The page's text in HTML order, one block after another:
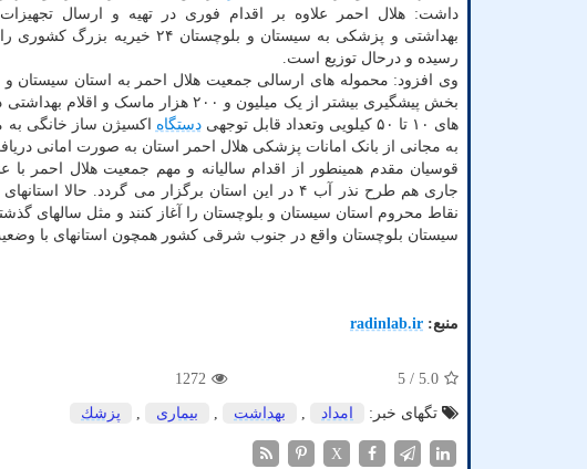
داشت: هلال احمر علاوه بر اقدام فوری در تهیه و ارسال تجهیزات
بهداشتی و پزشکی به سیستان و
رسیده و درحال توزیع است.
وی افزود: محموله های ارسالی جمعیت هلال احمر به استان سیستان
بخش پیشگیری بیشتر از یک میلیون و
های ۱۰ تا ۵۰ کیلویی وتعداد قابل توجهی
دستگاه اکسیژن ساز خانگی به
به مجانی از بانک امانات پزشکی هلال احمر استان به صورت امانی
قوسیان مقدم همینطور از اقدام سالیانه و مهم جمعیت هلال احمر
جاری هم طرح نذر آب ۴ در این استان برگزار می گردد.
نقاط محروم استان سیستان و بلوچستان را آغاز کنند و مثل سالهای
سیستان بلوچستان واقع در جنوب شرقی کشور همچون استانهای با
منبع: radinlab.ir
5.0
/ 5
1272
تگهای خبر:
امداد بهداشت بیماری پزشك
X